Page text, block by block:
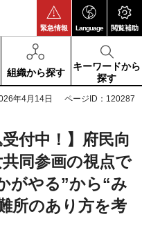
緊急情報 Language 閲覧補助
組織から探す
キーワードから
探す
年4月14日 ページID：120287
付中！】府民向
同参画の視点で
がやる”から“み
所のあり方を考